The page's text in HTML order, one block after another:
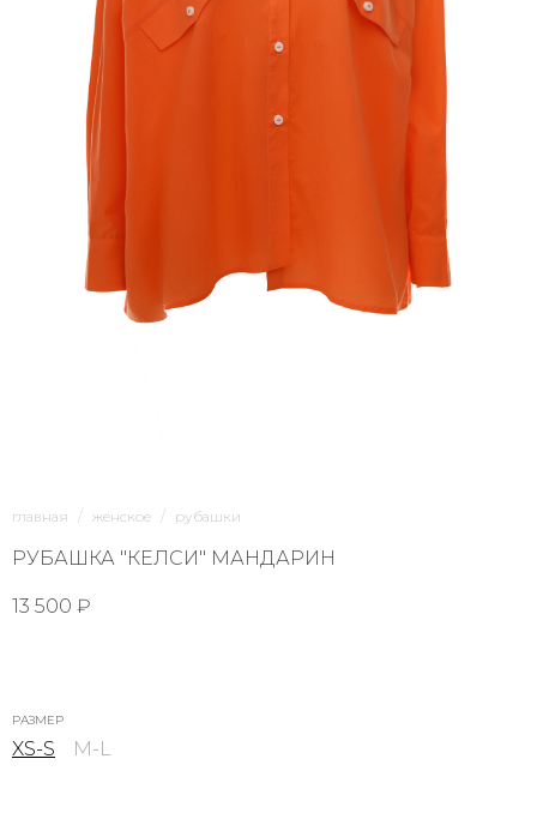
главная женское рубашки
РУБАШКА "КЕЛСИ" МАНДАРИН
13 500 ₽
РАЗМЕР
XS-S M-L